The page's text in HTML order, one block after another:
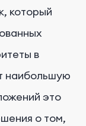
который
в
наибольшую
это
о том,